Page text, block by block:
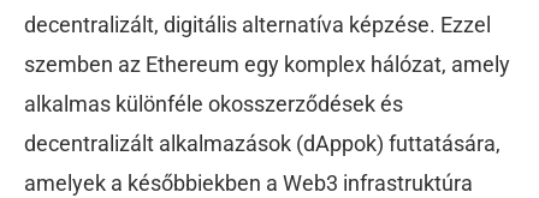
decentralizált, digitális alternatíva képzése. Ezzel
szemben az Ethereum egy komplex hálózat, amely
alkalmas különféle okosszerződések és
decentralizált alkalmazások (dAppok) futtatására,
amelyek a későbbiekben a Web3 infrastruktúra